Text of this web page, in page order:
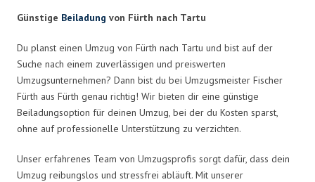
Günstige Beiladung von Fürth nach Tartu
Du planst einen Umzug von Fürth nach Tartu und bist auf der
Suche nach einem zuverlässigen und preiswerten
Umzugsunternehmen? Dann bist du bei Umzugsmeister Fischer
Fürth aus Fürth genau richtig! Wir bieten dir eine günstige
Beiladungsoption für deinen Umzug, bei der du Kosten sparst,
ohne auf professionelle Unterstützung zu verzichten.
Unser erfahrenes Team von Umzugsprofis sorgt dafür, dass dein
Umzug reibungslos und stressfrei abläuft. Mit unserer